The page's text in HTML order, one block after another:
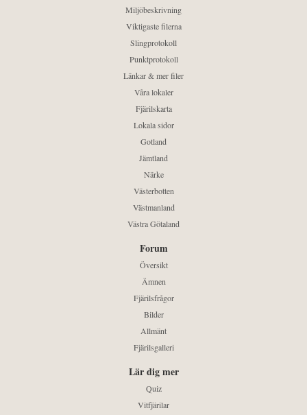
Miljöbeskrivning
Viktigaste filerna
Slingprotokoll
Punktprotokoll
Länkar & mer filer
Våra lokaler
Fjärilskarta
Lokala sidor
Gotland
Jämtland
Närke
Västerbotten
Västmanland
Västra Götaland
Forum
Översikt
Ämnen
Fjärilsfrågor
Bilder
Allmänt
Fjärilsgalleri
Lär dig mer
Quiz
Vitfjärilar